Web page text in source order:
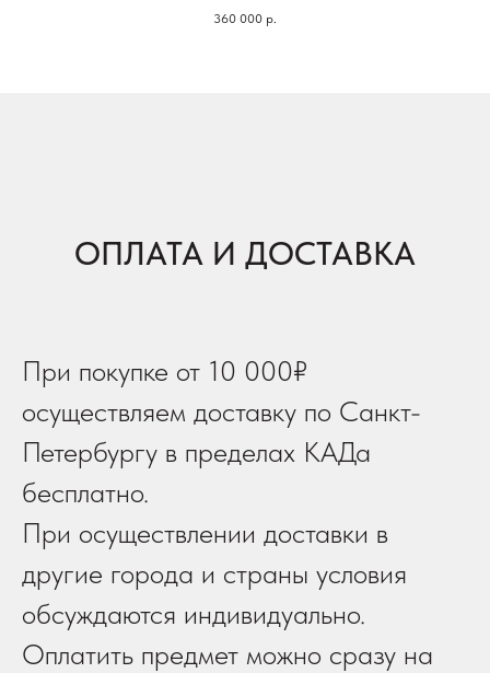
360 000 р.
ОПЛАТА И ДОСТАВКА
При покупке от 10 000₽
осуществляем доставку по Санкт-
Петербургу в пределах КАДа
бесплатно.
При осуществлении доставки в
другие города и страны условия
обсуждаются индивидуально.
Оплатить предмет можно сразу на